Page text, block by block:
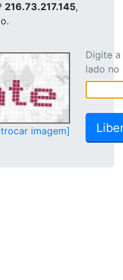
216.73.217.145,
imagem]
Digite
lado no